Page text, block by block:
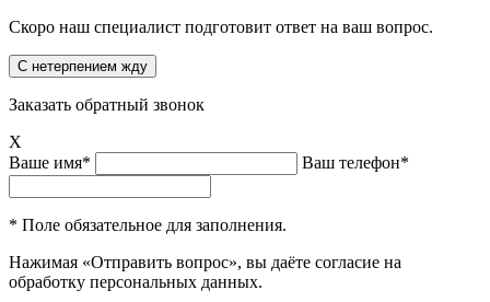
Скоро наш специалист подготовит ответ на ваш вопрос.
Заказать обратный звонок
X
Ваше имя*
Ваш телефон*
* Поле обязательное для заполнения.
Нажимая «Отправить вопрос», вы даёте согласие на
обработку персональных данных.